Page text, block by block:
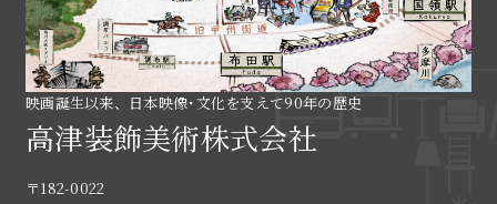
映画誕生以来、日本映像･文化を支えて90年の歴史
高津装飾美術株式会社
〒182-0022